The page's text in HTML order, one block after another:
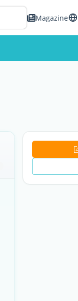
Magazine